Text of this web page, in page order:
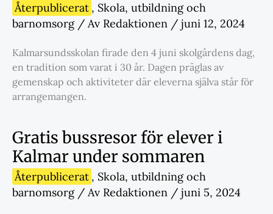
Återpublicerat , Skola, utbildning och
barnomsorg/ Av Redaktionen / juni 12, 2024
Kalmarsundsskolan firade den 4 juni skolgårdens dag,
en tradition som varat i 30 år. Dagen präglas av
gemenskap och aktiviteter där eleverna själva står för
arrangemangen.
Gratis bussresor för elever i
Kalmar under sommaren
Återpublicerat , Skola, utbildning och
barnomsorg/ Av Redaktionen / juni 5, 2024